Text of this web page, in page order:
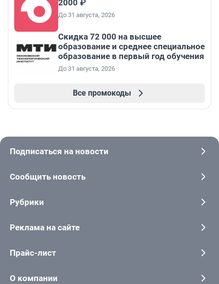
2000 ₽
До 31 августа, 2026
Скидка 72 000 на высшее
образование и среднее специальное
образование в первый год обучения
До 31 августа, 2026
Все промокоды
Подписаться на новости
Сообщить новость
Рубрики
Реклама на сайте
Прайс-лист
О компании